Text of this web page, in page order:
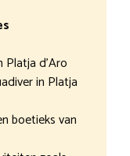
d’Aro
in Platja
boetieks van